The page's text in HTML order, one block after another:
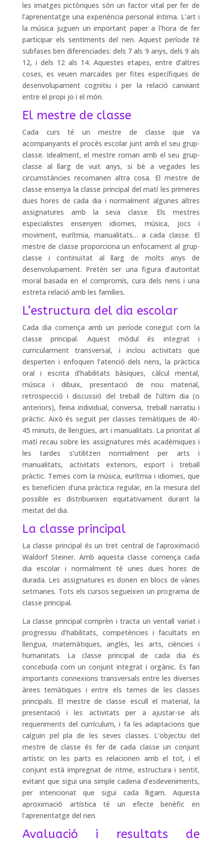
les imatges pictòriques són un factor vital per fer de
l’aprenentatge una experiència personal íntima. L’art i
la música juguen un important paper a l’hora de fer
participar els sentiments del nen. Aquest període té
subfases ben diferenciades: dels 7 als 9 anys, dels 9 als
12, i dels 12 als 14. Aquestes etapes, entre d’altres
coses, es veuen marcades per fites específiques de
desenvolupament cognitiu i per la relació canviant
entre el propi jo i el món.
El mestre de classe
Cada curs té un mestre de classe que va
acompanyants el procés escolar junt amb el seu grup-
classe. Idealment, el mestre roman amb el seu grup-
classe al llarg de vuit anys, si bé a vegades les
circumstàncies recomanen altra cosa. El mestre de
classe ensenya la classe principal del matí les primeres
dues hores de cada dia i normalment algunes altres
assignatures amb la seva classe. Els mestres
especialistes ensenyen idiomes, música, jocs i
moviment, eurítmia, manualitats… a cada classe. El
mestre de classe proporciona un enfocament al grup-
classe i continuïtat al llarg de molts anys de
desenvolupament. Pretén ser una figura d’autoritat
moral basada en el compromís, cura dels nens i una
estreta relació amb les famílies.
L’estructura del dia escolar
Cada dia comença amb un període conegut com la
classe principal. Aquest mòdul és integrat i
curricularment transversal, i inclou activitats que
desperten i enfoquen l’atenció dels nens, la pràctica
oral i escrita d’habilitats bàsiques, càlcul mental,
música i dibuix, presentació de nou material,
retrospecció i discussió del treball de l’últim dia (o
anteriors), feina individual, conversa, treball narratiu i
pràctic. Això és seguit per classes temàtiques de 40-
45 minuts, de llengües, art i manualitats. La prioritat al
matí recau sobre les assignatures més acadèmiques i
les tardes s’utilitzen normalment per arts i
manualitats, activitats exteriors, esport i treball
pràctic. Temes com la música, eurítmia i idiomes, que
es beneficien d’una pràctica regular, en la mesura del
possible es distribueixen equitativament durant la
meitat del dia.
La classe principal
La classe principal és un tret central de l’aproximació
Waldorf Steiner. Amb aquesta classe comença cada
dia escolar i normalment té unes dues hores de
durada. Les assignatures es donen en blocs de vàries
setmanes. Tots els cursos segueixen un programa de
classe principal.
La classe principal comprèn i tracta un ventall variat i
progressiu d’habilitats, competències i facultats en
llengua, matemàtiques, anglès, les arts, ciències i
humanitats. La classe principal de cada dia és
concebuda com un conjunt integrat i orgànic. Es fan
importants connexions transversals entre les diverses
àrees temàtiques i entre els temes de les classes
principals. El mestre de classe escull el material, la
presentació i les activitats per a ajustar-se als
requeriments del currículum, i fa les adaptacions que
calguin pel pla de les seves classes. L’objectiu del
mestre de classe és fer de cada classe un conjunt
artístic on les parts es relacionen amb el tot, i el
conjunt està impregnat de ritme, estructura i sentit,
evitant que sigui una simple cadena d’esdeveniments,
per intencionat que sigui cada lligam. Aquesta
aproximació artística té un efecte benèfic en
l’aprenentatge del nen.
Avaluació i resultats de